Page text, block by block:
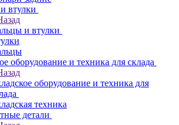
втулки
и втулки
оборудование и техника для склада
оборудование и техника для
техника
детали